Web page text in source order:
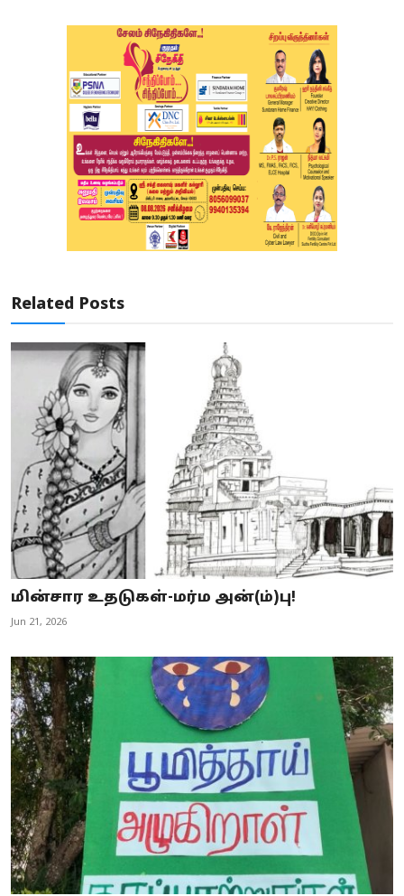
Related Posts
மின்சார உதடுகள்-மர்ம அன்(ம்)பு!
Jun 21, 2026